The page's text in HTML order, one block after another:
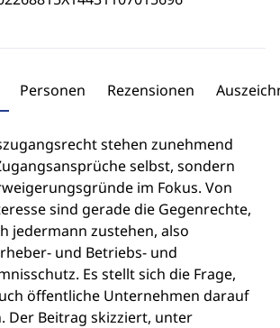
Personen Rezensionen
stehen zunehmend
selbst, sondern
im Fokus. Von
sind gerade die Gegenrechte,
jedermann zustehen, also
und Betriebs- und
Es stellt sich die Frage,
öffentliche Unternehmen darauf
Der Beitrag skizziert, unter